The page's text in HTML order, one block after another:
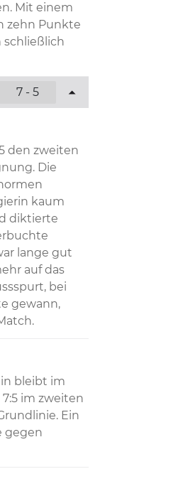
Mit einem
zehn Punkte
schließlich
7 - 5
den zweiten
Die
kaum
diktierte
lange gut
auf das
bei
gewann,
bleibt im
im zweiten
Ein
gegen